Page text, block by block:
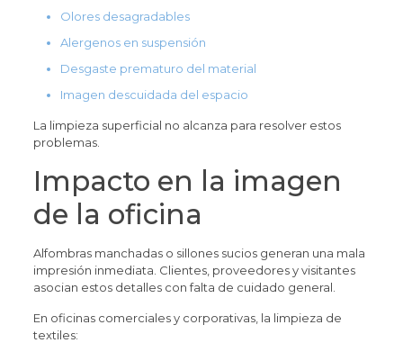
Olores desagradables
Alergenos en suspensión
Desgaste prematuro del material
Imagen descuidada del espacio
La limpieza superficial no alcanza para resolver estos
problemas.
Impacto en la imagen
de la oficina
Alfombras manchadas o sillones sucios generan una mala
impresión inmediata. Clientes, proveedores y visitantes
asocian estos detalles con falta de cuidado general.
En oficinas comerciales y corporativas, la limpieza de
textiles: